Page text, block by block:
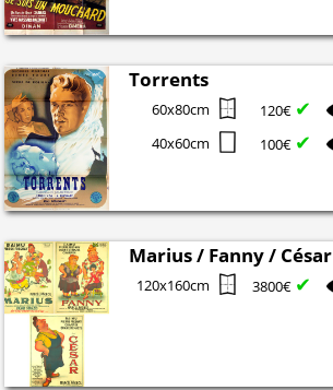
Torrents
60x80cm 120€ ✔
40x60cm 100€ ✔
Marius / Fanny / César
120x160cm 3800€ ✔